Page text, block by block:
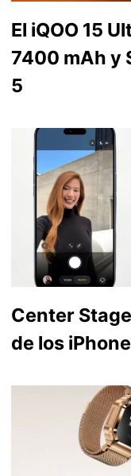
El iQOO 15
7400 mAh y
5
Center
de los